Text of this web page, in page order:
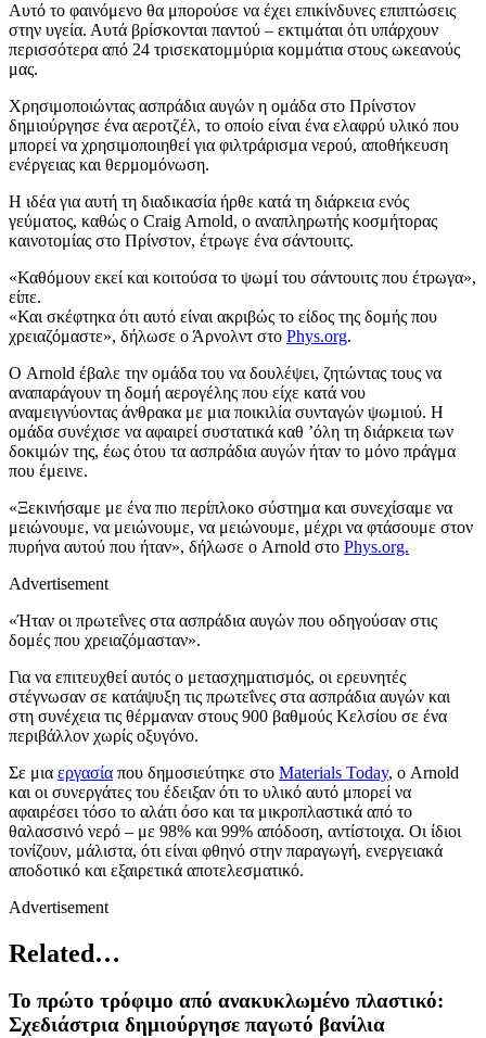
Αυτό το φαινόμενο θα μπορούσε να έχει επικίνδυνες επιπτώσεις
στην υγεία. Αυτά βρίσκονται παντού – εκτιμάται ότι υπάρχουν
περισσότερα από 24 τρισεκατομμύρια κομμάτια στους ωκεανούς
μας.
Χρησιμοποιώντας ασπράδια αυγών η ομάδα στο Πρίνστον
δημιούργησε ένα αεροτζέλ, το οποίο είναι ένα ελαφρύ υλικό που
μπορεί να χρησιμοποιηθεί για φιλτράρισμα νερού, αποθήκευση
ενέργειας και θερμομόνωση.
Η ιδέα για αυτή τη διαδικασία ήρθε κατά τη διάρκεια ενός
γεύματος, καθώς ο Craig Arnold, ο αναπληρωτής κοσμήτορας
καινοτομίας στο Πρίνστον, έτρωγε ένα σάντουιτς.
«Καθόμουν εκεί και κοιτούσα το ψωμί του σάντουιτς που έτρωγα»,
είπε.
«Και σκέφτηκα ότι αυτό είναι ακριβώς το είδος της δομής που
χρειαζόμαστε», δήλωσε ο Άρνολντ στο Phys.org.
Ο Arnold έβαλε την ομάδα του να δουλέψει, ζητώντας τους να
αναπαράγουν τη δομή αερογέλης που είχε κατά νου
αναμειγνύοντας άνθρακα με μια ποικιλία συνταγών ψωμιού. Η
ομάδα συνέχισε να αφαιρεί συστατικά καθ ’όλη τη διάρκεια των
δοκιμών της, έως ότου τα ασπράδια αυγών ήταν το μόνο πράγμα
που έμεινε.
«Ξεκινήσαμε με ένα πιο περίπλοκο σύστημα και συνεχίσαμε να
μειώνουμε, να μειώνουμε, να μειώνουμε, μέχρι να φτάσουμε στον
πυρήνα αυτού που ήταν», δήλωσε ο Arnold στο Phys.org.
Advertisement
«Ήταν οι πρωτεΐνες στα ασπράδια αυγών που οδηγούσαν στις
δομές που χρειαζόμασταν».
Για να επιτευχθεί αυτός ο μετασχηματισμός, οι ερευνητές
στέγνωσαν σε κατάψυξη τις πρωτεΐνες στα ασπράδια αυγών και
στη συνέχεια τις θέρμαναν στους 900 βαθμούς Κελσίου σε ένα
περιβάλλον χωρίς οξυγόνο.
Σε μια εργασία που δημοσιεύτηκε στο Materials Today, ο Arnold
και οι συνεργάτες του έδειξαν ότι το υλικό αυτό μπορεί να
αφαιρέσει τόσο το αλάτι όσο και τα μικροπλαστικά από το
θαλασσινό νερό – με 98% και 99% απόδοση, αντίστοιχα. Οι ίδιοι
τονίζουν, μάλιστα, ότι είναι φθηνό στην παραγωγή, ενεργειακά
αποδοτικό και εξαιρετικά αποτελεσματικό.
Advertisement
Related…
Το πρώτο τρόφιμο από ανακυκλωμένο πλαστικό:
Σχεδιάστρια δημιούργησε παγωτό βανίλια